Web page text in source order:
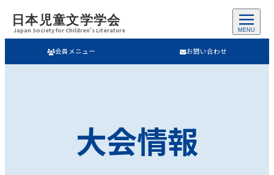
日本児童文学学会
Japan Society for Children's Literature MENU
会員メニュー お問い合わせ
大会情報